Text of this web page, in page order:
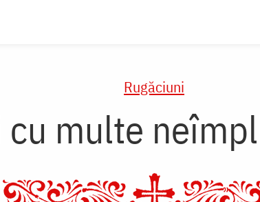
Rugăciuni
cu multe